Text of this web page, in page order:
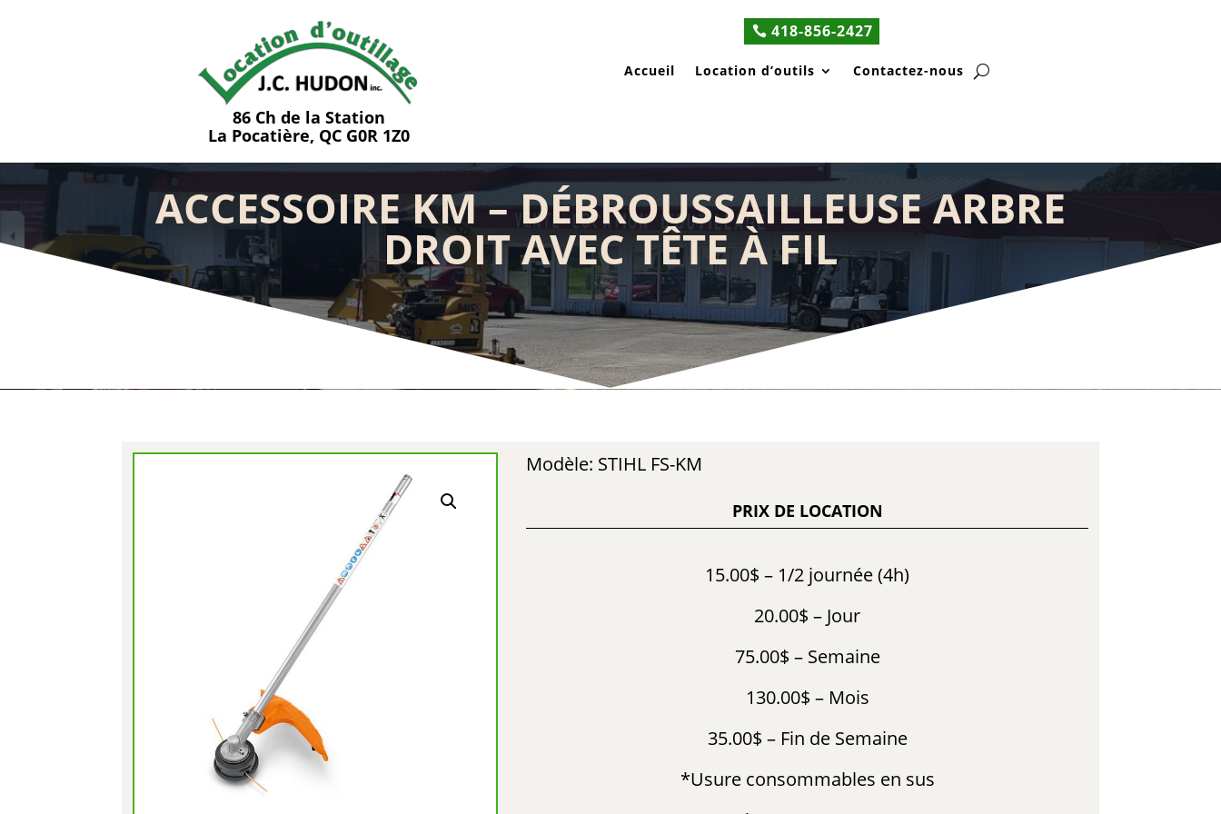
86 Ch de la Station
La Pocatière, QC G0R 1Z0
418-856-2427
Accueil Location d’outils Contactez-nous
ACCESSOIRE KM – DÉBROUSSAILLEUSE ARBRE
DROIT AVEC TÊTE À FIL
Modèle: STIHL FS-KM
PRIX DE LOCATION
15.00$ – 1/2 journée (4h)
20.00$ – Jour
75.00$ – Semaine
130.00$ – Mois
35.00$ – Fin de Semaine
*Usure consommables en sus